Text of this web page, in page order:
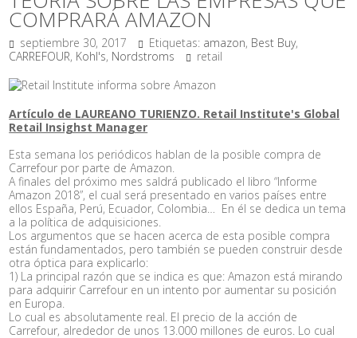
COMPRARÁ AMAZON
septiembre 30, 2017 Etiquetas: amazon, Best Buy,
CARREFOUR, Kohl's, Nordstroms retail
Artículo de LAUREANO TURIENZO. Retail Institute's Global
Retail Insighst Manager
Esta semana los periódicos hablan de la posible compra de
Carrefour por parte de Amazon.
A finales del próximo mes saldrá publicado el libro “Informe
Amazon 2018”, el cual será presentado en varios países entre
ellos España, Perú, Ecuador, Colombia… En él se dedica un tema
a la política de adquisiciones.
Los argumentos que se hacen acerca de esta posible compra
están fundamentados, pero también se pueden construir desde
otra óptica para explicarlo:
1) La principal razón que se indica es que: Amazon está mirando
para adquirir Carrefour en un intento por aumentar su posición
en Europa.
Lo cual es absolutamente real. El precio de la acción de
Carrefour, alrededor de unos 13.000 millones de euros. Lo cual